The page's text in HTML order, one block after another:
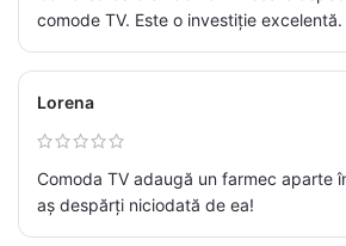
comode TV. Este o investiție excelentă.
Lorena
Comoda TV adaugă un farmec aparte
aș despărți niciodată de ea!